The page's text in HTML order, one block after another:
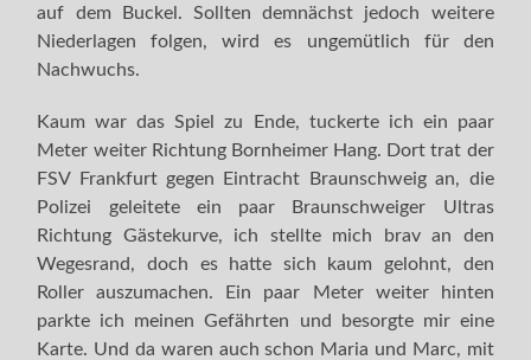
auf dem Buckel. Sollten demnächst jedoch weitere
Niederlagen folgen, wird es ungemütlich für den
Nachwuchs.
Kaum war das Spiel zu Ende, tuckerte ich ein paar
Meter weiter Richtung Bornheimer Hang. Dort trat der
FSV Frankfurt gegen Eintracht Braunschweig an, die
Polizei geleitete ein paar Braunschweiger Ultras
Richtung Gästekurve, ich stellte mich brav an den
Wegesrand, doch es hatte sich kaum gelohnt, den
Roller auszumachen. Ein paar Meter weiter hinten
parkte ich meinen Gefährten und besorgte mir eine
Karte. Und da waren auch schon Maria und Marc, mit